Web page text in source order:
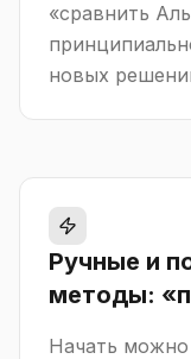
«сравнить
новых
Ручные и
методы:
Начать можно